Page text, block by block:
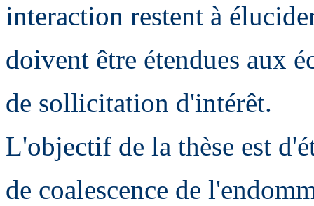
interaction restent à
doivent être étendues aux
de sollicitation d'intérêt.
L'objectif de la thèse est
de coalescence de